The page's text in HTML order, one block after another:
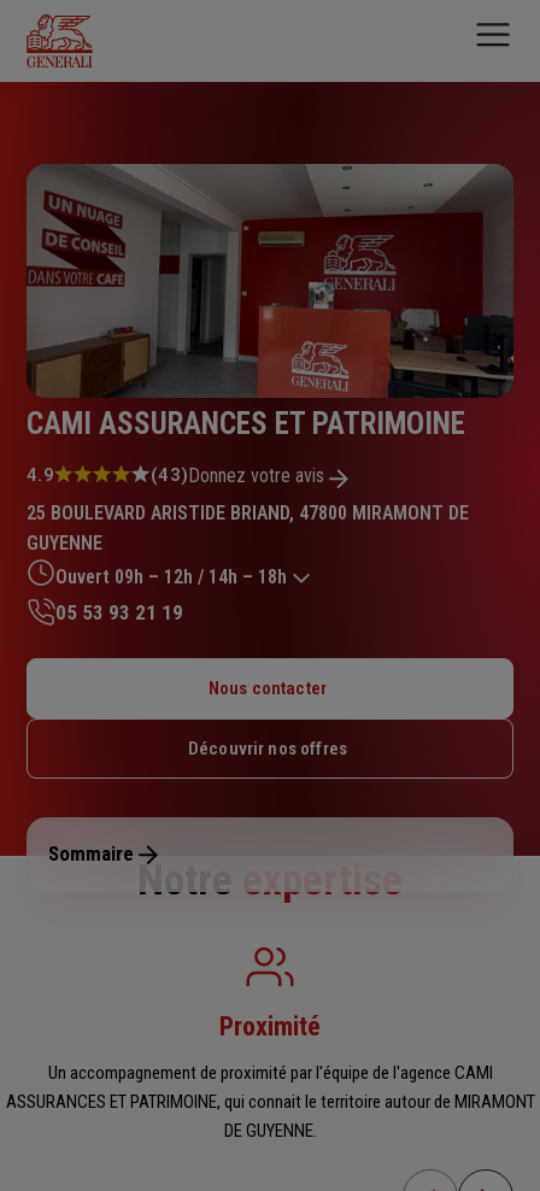
contenu
principal
CAMI ASSURANCES ET PATRIMOINE
Note
4.9
sur
5
étoiles
4.9 (43)Donnez votre avis
25 BOULEVARD ARISTIDE BRIAND, 47800 MIRAMONT DE
GUYENNE
Ouvert 09h – 12h / 14h – 18h
Mardi : 09h – 12h / 14h – 18h
Jeudi : 09h – 12h / 15h – 18h
Dimanche : Fermé
05 53 93 21 19
Nous contacter
Découvrir nos offres
Sommaire
Notre expertise
Proximité
Un accompagnement de proximité par l'équipe de l'agence CAMI
ASSURANCES ET PATRIMOINE, qui connait le territoire autour de MIRAMONT
DE GUYENNE.